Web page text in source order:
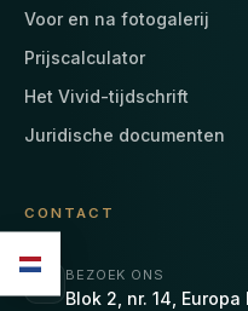
Voor en na fotogalerij
Prijscalculator
Het Vivid-tijdschrift
Juridische documenten
CONTACT
BEZOEK ONS
Blok 2, nr. 14,